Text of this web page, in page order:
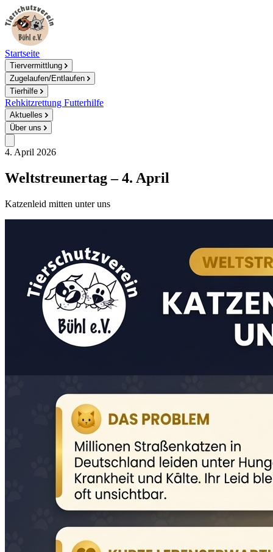
Startseite
Tiervermittlung
Zugelaufen/Entlaufen
Tierhilfe
Rehkitzrettung Futterhilfe
Aktuelles
Über uns
4. April 2026
Weltstreunertag – 4. April
Katzenleid mitten unter uns